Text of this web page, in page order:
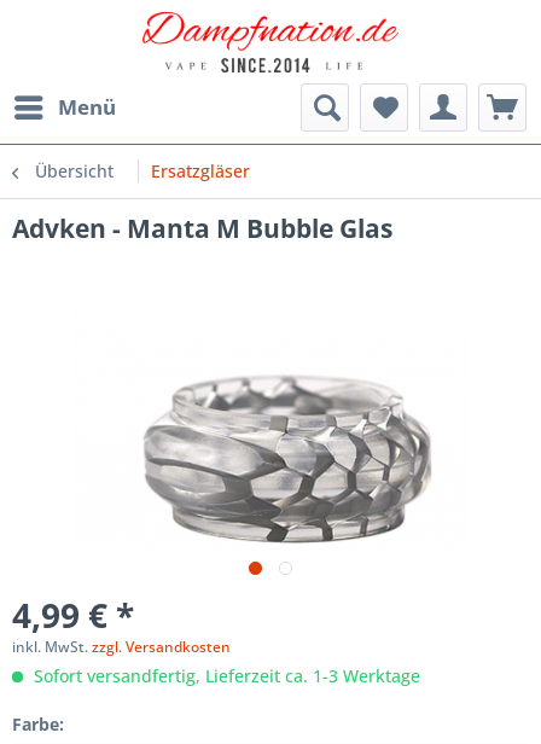
Menü
Übersicht Ersatzgläser
Advken - Manta M Bubble Glas
4,99 € *
inkl. MwSt.zzgl. Versandkosten
Sofort versandfertig, Lieferzeit ca. 1-3 Werktage
Farbe: